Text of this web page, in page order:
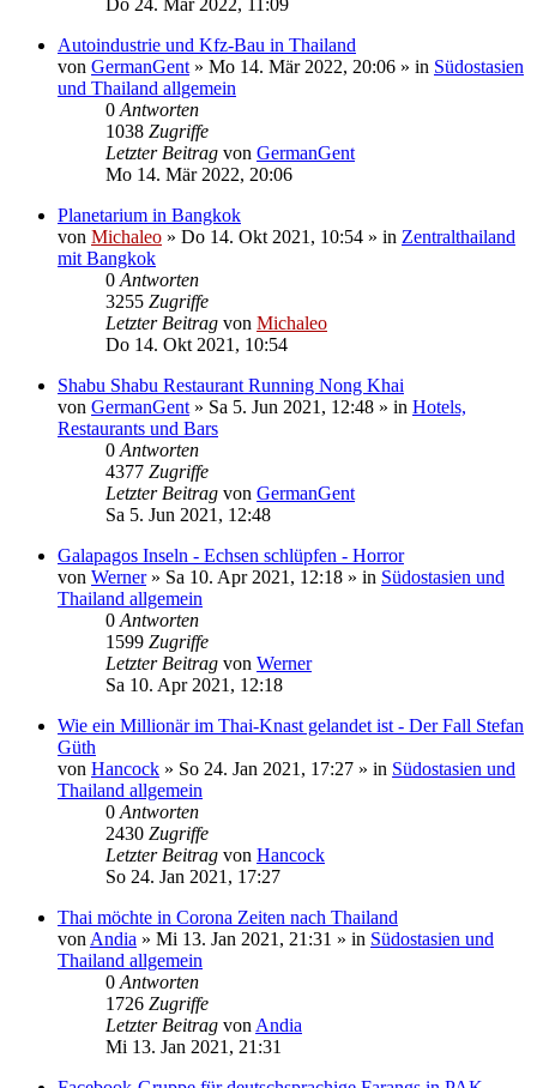
Do 24. Mär 2022, 11:09
Autoindustrie und Kfz-Bau in Thailand
von GermanGent» Mo 14. Mär 2022, 20:06 » in Südostasien
und Thailand allgemein
0Antworten
1038 Zugriffe
Letzter Beitrag von GermanGent
Mo 14. Mär 2022, 20:06
Planetarium in Bangkok
von Michaleo » Do 14. Okt 2021, 10:54 » in Zentralthailand
mit Bangkok
0Antworten
3255 Zugriffe
Letzter Beitrag von Michaleo
Do 14. Okt 2021, 10:54
Shabu Shabu Restaurant Running Nong Khai
von GermanGent» Sa 5. Jun 2021, 12:48 » in Hotels,
Restaurants und Bars
0Antworten
4377 Zugriffe
Letzter Beitrag von GermanGent
Sa 5. Jun 2021, 12:48
Galapagos Inseln - Echsen schlüpfen - Horror
von Werner» Sa 10. Apr 2021, 12:18 » in Südostasien und
Thailand allgemein
0Antworten
1599 Zugriffe
Letzter Beitrag von Werner
Sa 10. Apr 2021, 12:18
Wie ein Millionär im Thai-Knast gelandet ist - Der Fall Stefan
Güth
von Hancock » So 24. Jan 2021, 17:27 » in Südostasien und
Thailand allgemein
0Antworten
2430 Zugriffe
Letzter Beitrag von Hancock
So 24. Jan 2021, 17:27
Thai möchte in Corona Zeiten nach Thailand
vonAndia » Mi 13. Jan 2021, 21:31 » in Südostasien und
Thailand allgemein
0Antworten
1726 Zugriffe
Letzter Beitrag vonAndia
Mi 13. Jan 2021, 21:31